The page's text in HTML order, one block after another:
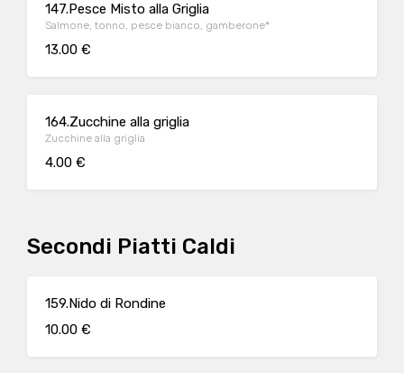
147.Pesce Misto alla Griglia
Salmone, tonno, pesce bianco, gamberone*
13.00 €
164.Zucchine alla griglia
Zucchine alla griglia
4.00 €
Secondi Piatti Caldi
159.Nido di Rondine
10.00 €